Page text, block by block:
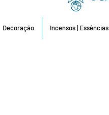
Decoração Incensos | Essências